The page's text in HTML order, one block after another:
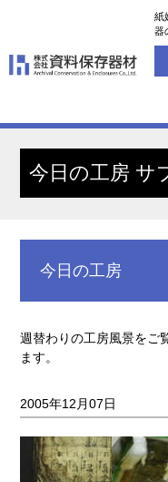
紙
器
今日の工房 サ
今日の工房
週替わりの工房風景をご
ます。
2005年12月07日